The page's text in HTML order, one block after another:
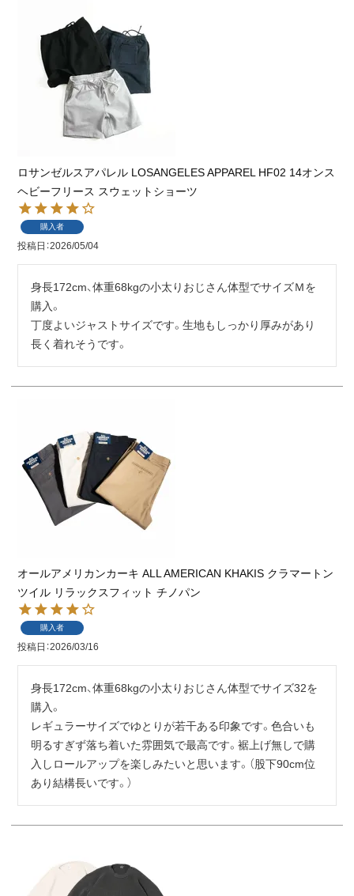
ロサンゼルスアパレル LOSANGELES APPAREL HF02 14オンス
ヘビーフリース スウェットショーツ
購入者
投稿日 2026/05/04
身長172cm、体重68kgの小太りおじさん体型でサイズＭを
購入。
丁度よいジャストサイズです。生地もしっかり厚みがあり
長く着れそうです。
オールアメリカンカーキ ALL AMERICAN KHAKIS クラマートン
ツイル リラックスフィット チノパン
購入者
投稿日 2026/03/16
身長172cm、体重68kgの小太りおじさん体型でサイズ32を
購入。
レギュラーサイズでゆとりが若干ある印象です。色合いも
明るすぎず落ち着いた雰囲気で最高です。裾上げ無しで購
入しロールアップを楽しみたいと思います。（股下90cm位
あり結構長いです。）